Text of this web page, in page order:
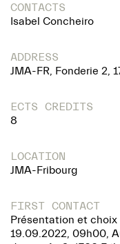
CONTACTS
Isabel Concheiro
ADDRESS
JMA-FR, Fonderie 2,
ECTS CREDITS
8
LOCATION
JMA-Fribourg
FIRST CONTACT
Présentation et
19.09.2022, 09h00,